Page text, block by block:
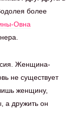
более
Овна
Женщина-
не существует
женщину,
а дружить он